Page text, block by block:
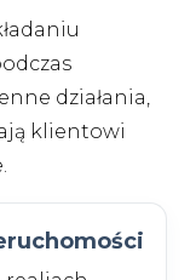
działania,
klientowi